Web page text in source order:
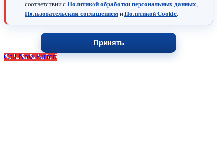
соответствии с Политикой обработки персональных данных,
Пользовательским соглашением и Политикой Cookie.
Принять
Call Now Button